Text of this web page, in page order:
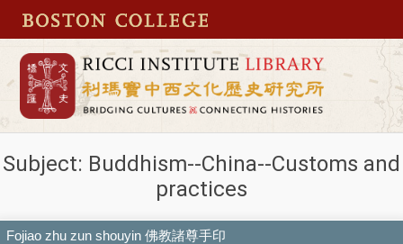
Subject: Buddhism--China--Customs and
practices
Fojiao zhu zun shouyin 佛教諸尊手印